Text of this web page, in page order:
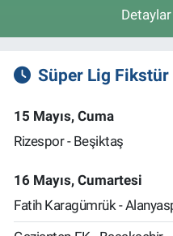
Detaylar
Süper Lig Fikstür
15 Mayıs, Cuma
Rizespor - Beşiktaş
16 Mayıs, Cumartesi
Fatih Karagümrük -